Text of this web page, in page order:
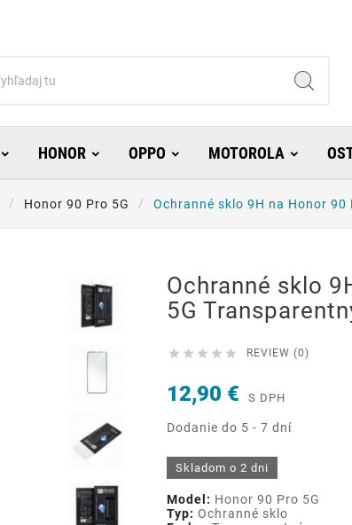
HONOR OPPO MOTOROLA
Honor 90 Pro 5G Ochranné sklo 9H na Honor
Ochranné sklo
5G
     REVIEW (0)
12,90 € S DPH
Dodanie do 5 - 7 dní
Skladom o 2 dni
Model: Honor 90 Pro 5G
Typ: Ochranné sklo